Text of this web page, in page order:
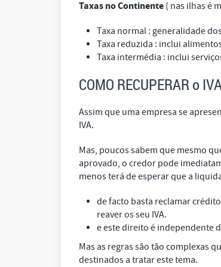
Taxas no Continente ( nas ilhas é
Taxa normal : generalidade
Taxa reduzida : inclui
Taxa intermédia : inclui
COMO RECUPERAR o
Assim que uma empresa se
IVA.
Mas, poucos sabem que mesmo
aprovado, o credor pode
menos terá de esperar que a
de facto basta reclamar
reaver os seu IVA.
e este direito é independente
Mas as regras são tão complexas
destinados a tratar este tema.